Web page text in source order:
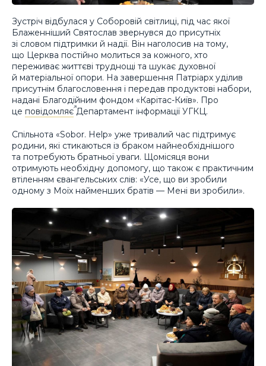
Зустріч відбулася у Соборовій світлиці, під час якої
Блаженніший Святослав звернувся до присутніх
зі словом підтримки й надії. Він наголосив на тому,
що Церква постійно молиться за кожного, хто
переживає життєві труднощі та шукає духовної
й матеріальної опори. На завершення Патріарх уділив
присутнім благословення і передав продуктові набори,
надані Благодійним фондом «Карітас-Київ». Про
це повідомляєДепартамент інформації УГКЦ.
Спільнота «Sobor. Help» уже тривалий час підтримує
родини, які стикаються із браком найнеобхіднішого
та потребують братньої уваги. Щомісяця вони
отримують необхідну допомогу, що також є практичним
втіленням євангельських слів: «Усе, що ви зробили
одному з Моїх найменших братів — Мені ви зробили».